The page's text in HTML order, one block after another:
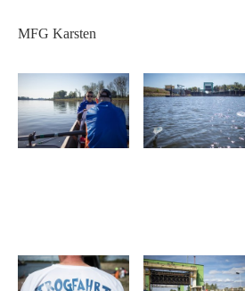
MFG Karsten